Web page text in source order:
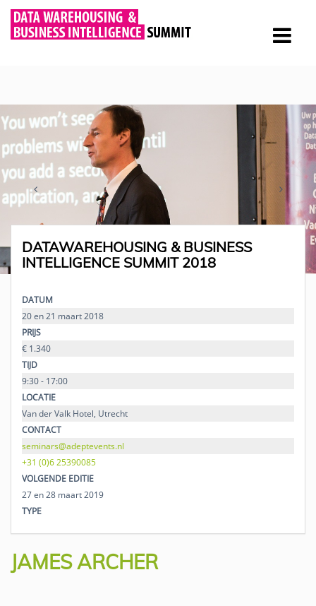
DATAWAREHOUSING & BUSINESS
INTELLIGENCE SUMMIT 2018
DATUM
20 en 21 maart 2018
PRIJS
€ 1.340
TIJD
9:30 - 17:00
LOCATIE
Van der Valk Hotel, Utrecht
CONTACT
seminars@adeptevents.nl
+31 (0)6 25390085
VOLGENDE EDITIE
27 en 28 maart 2019
TYPE
JAMES ARCHER